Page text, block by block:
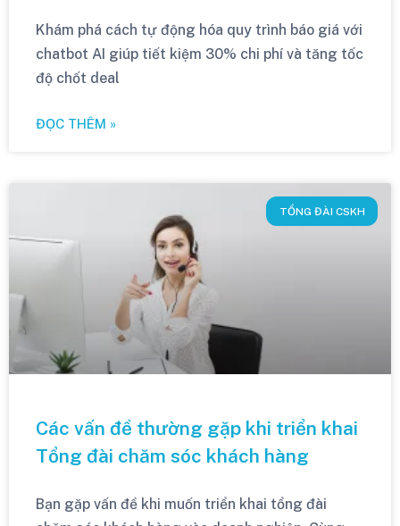
Khám phá cách tự động hóa quy trình báo giá với
chatbot AI giúp tiết kiệm 30% chi phí và tăng tốc
độ chốt deal
ĐỌC THÊM »
TỔNG ĐÀI CSKH
Các vấn đề thường gặp khi triển khai
Tổng đài chăm sóc khách hàng
Bạn gặp vấn đề khi muốn triển khai tổng đài